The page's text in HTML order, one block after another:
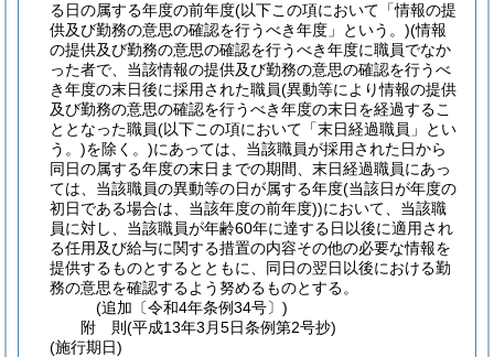
る日の属する年度の前年度(以下この項において「情報の提
供及び勤務の意思の確認を行うべき年度」という。)(情報
の提供及び勤務の意思の確認を行うべき年度に職員でなか
った者で、当該情報の提供及び勤務の意思の確認を行うべ
き年度の末日後に採用された職員(異動等により情報の提供
及び勤務の意思の確認を行うべき年度の末日を経過するこ
ととなった職員(以下この項において「末日経過職員」とい
う。)を除く。)にあっては、当該職員が採用された日から
同日の属する年度の末日までの期間、末日経過職員にあっ
ては、当該職員の異動等の日が属する年度(当該日が年度の
初日である場合は、当該年度の前年度))において、当該職
員に対し、当該職員が年齢60年に達する日以後に適用され
る任用及び給与に関する措置の内容その他の必要な情報を
提供するものとするとともに、同日の翌日以後における勤
務の意思を確認するよう努めるものとする。
(追加〔令和4年条例34号〕)
附 則(平成13年3月5日条例第2号抄)
(施行期日)